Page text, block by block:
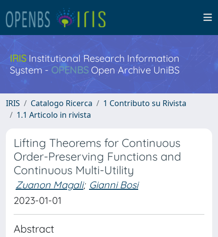
IRISInstitutional Research Information
System - OPENBS Open Archive UniBS
IRIS Catalogo Ricerca
1 Contributo su Rivista
1.1 Articolo in rivista
Lifting Theorems for Continuous
Order-Preserving Functions and
Continuous Multi-Utility
Zuanon Magali; Gianni Bosi
2023-01-01
Abstract